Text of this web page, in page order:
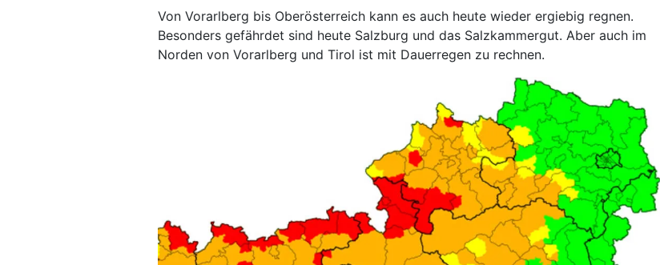
Von Vorarlberg bis Oberösterreich kann es auch heute wieder ergiebig regnen.
Besonders gefährdet sind heute Salzburg und das Salzkammergut. Aber auch im
Norden von Vorarlberg und Tirol ist mit Dauerregen zu rechnen.